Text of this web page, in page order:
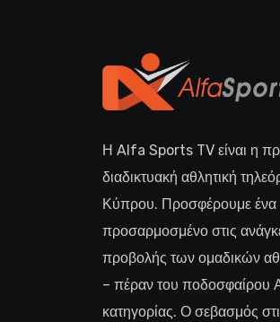
Η Alfa Sports TV είναι η
διαδικτυακή αθλητική
Κύπρου. Προσφέρουμε ένα
προσαρμοσμένο στις
προβολής των ομαδικών
– πέραν του ποδοσφαίρου
κατηγορίας. Ο σεβασμός